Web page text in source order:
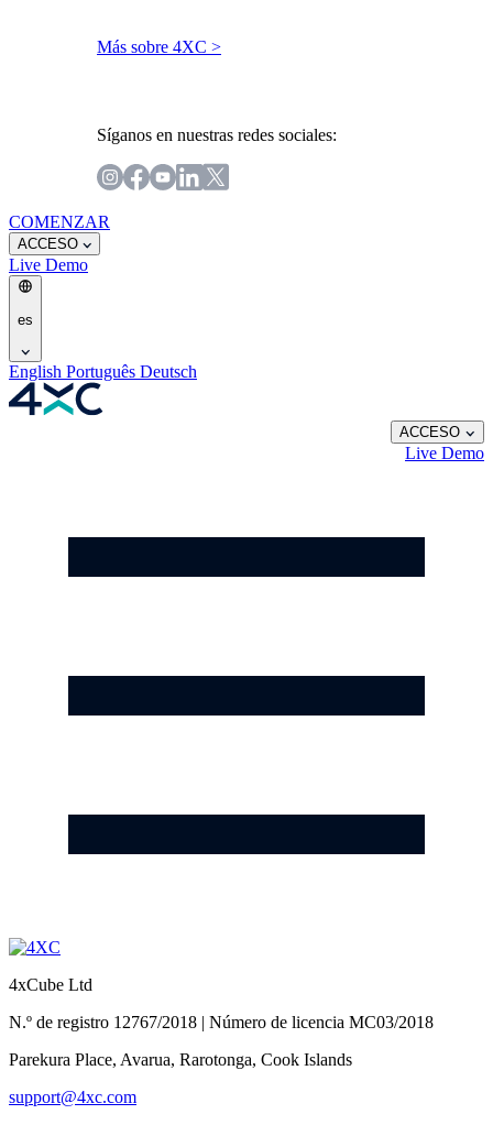
Más sobre 4XC >
Síganos en nuestras redes sociales:
COMENZAR
ACCESO
Live Demo
es
English Português Deutsch
ACCESO
Live Demo
4xCube Ltd
N.º de registro 12767/2018 | Número de licencia MC03/2018
Parekura Place, Avarua, Rarotonga, Cook Islands
support@4xc.com